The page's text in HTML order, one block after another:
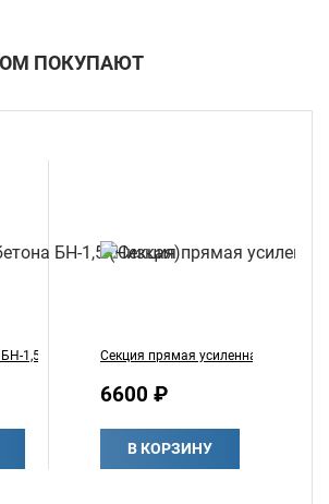
ПОКУПАЮТ
1,5 (Низкая) Секция прямая усиленная
6600 ₽
В КОРЗИНУ